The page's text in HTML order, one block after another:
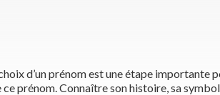
d’un prénom est une étape importante
ce prénom. Connaître son histoire, sa